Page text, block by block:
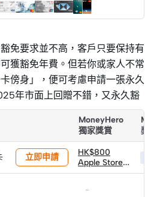
免要求並不高，客戶只要保持有
獲豁免年費。但若你或家人不常
傍身」，便可考慮申請一張永久
年市面上回贈不錯，又永久豁
MoneyHero
獨家獎賞
獎
立即申請
HK$800
Apple Store
禮品卡
-